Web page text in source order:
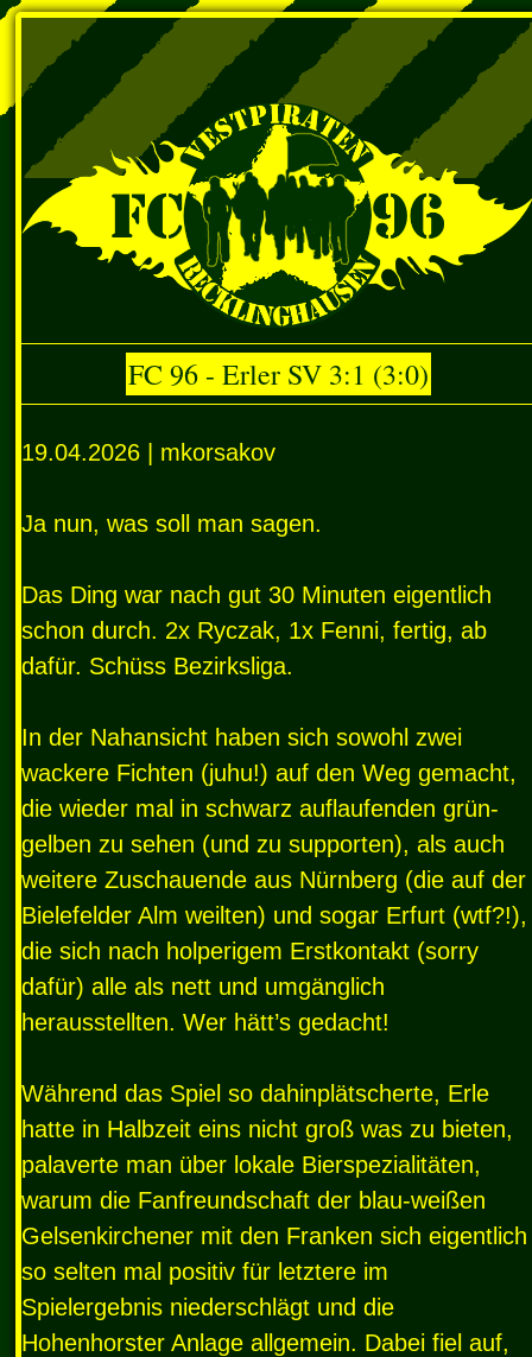
FC 96 - Erler SV 3:1 (3:0)
19.04.2026 | mkorsakov
Ja nun, was soll man sagen.
Das Ding war nach gut 30 Minuten eigentlich
schon durch. 2x Ryczak, 1x Fenni, fertig, ab
dafür. Schüss Bezirksliga.
In der Nahansicht haben sich sowohl zwei
wackere Fichten (juhu!) auf den Weg gemacht,
die wieder mal in schwarz auflaufenden grün-
gelben zu sehen (und zu supporten), als auch
weitere Zuschauende aus Nürnberg (die auf der
Bielefelder Alm weilten) und sogar Erfurt (wtf?!),
die sich nach holperigem Erstkontakt (sorry
dafür) alle als nett und umgänglich
herausstellten. Wer hätt’s gedacht!
Während das Spiel so dahinplätscherte, Erle
hatte in Halbzeit eins nicht groß was zu bieten,
palaverte man über lokale Bierspezialitäten,
warum die Fanfreundschaft der blau-weißen
Gelsenkirchener mit den Franken sich eigentlich
so selten mal positiv für letztere im
Spielergebnis niederschlägt und die
Hohenhorster Anlage allgemein. Dabei fiel auf,